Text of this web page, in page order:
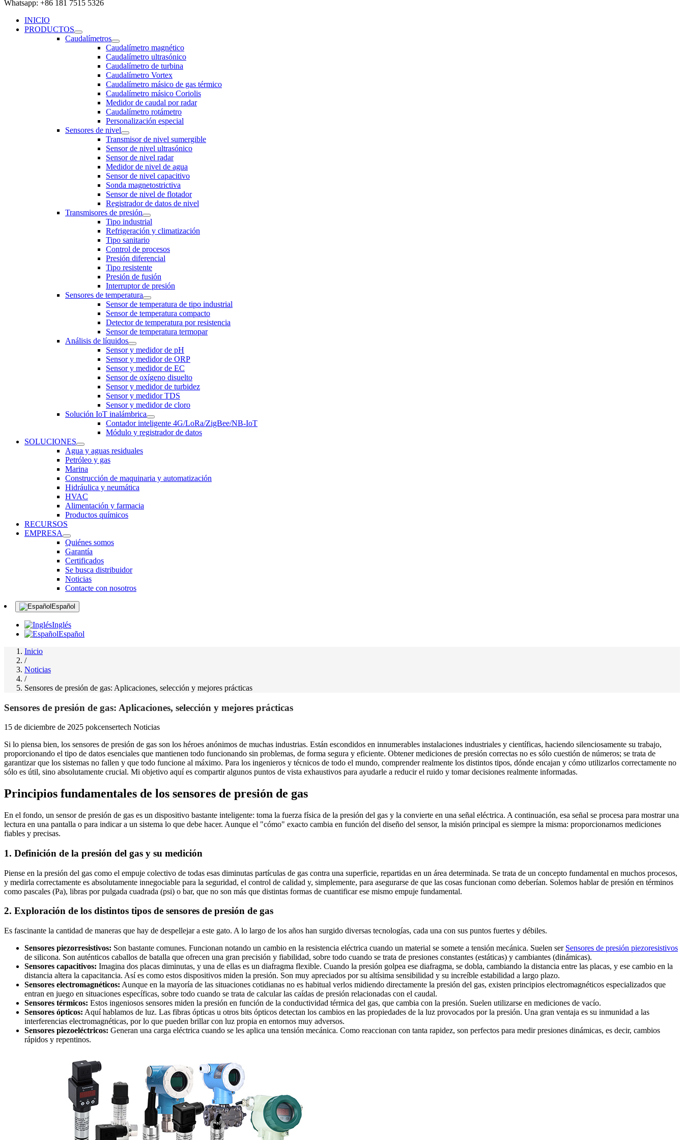
Whatsapp: +86 181 7515 5326
INICIO
PRODUCTOS
Caudalímetros
Caudalímetro magnético
Caudalímetro ultrasónico
Caudalímetro de turbina
Caudalímetro Vortex
Caudalímetro másico de gas térmico
Caudalímetro másico Coriolis
Medidor de caudal por radar
Caudalímetro rotámetro
Personalización especial
Sensores de nivel
Transmisor de nivel sumergible
Sensor de nivel ultrasónico
Sensor de nivel radar
Medidor de nivel de agua
Sensor de nivel capacitivo
Sonda magnetostrictiva
Sensor de nivel de flotador
Registrador de datos de nivel
Transmisores de presión
Tipo industrial
Refrigeración y climatización
Tipo sanitario
Control de procesos
Presión diferencial
Tipo resistente
Presión de fusión
Interruptor de presión
Sensores de temperatura
Sensor de temperatura de tipo industrial
Sensor de temperatura compacto
Detector de temperatura por resistencia
Sensor de temperatura termopar
Análisis de líquidos
Sensor y medidor de pH
Sensor y medidor de ORP
Sensor y medidor de EC
Sensor de oxígeno disuelto
Sensor y medidor de turbidez
Sensor y medidor TDS
Sensor y medidor de cloro
Solución IoT inalámbrica
Contador inteligente 4G/LoRa/ZigBee/NB-IoT
Módulo y registrador de datos
SOLUCIONES
Agua y aguas residuales
Petróleo y gas
Marina
Construcción de maquinaria y automatización
Hidráulica y neumática
HVAC
Alimentación y farmacia
Productos químicos
RECURSOS
EMPRESA
Quiénes somos
Garantía
Certificados
Se busca distribuidor
Noticias
Contacte con nosotros
Español
Inglés
Español
Inicio
/
Noticias
/
Sensores de presión de gas: Aplicaciones, selección y mejores prácticas
Sensores de presión de gas: Aplicaciones, selección y mejores prácticas
15 de diciembre de 2025 pokcensertech Noticias
Si lo piensa bien, los sensores de presión de gas son los héroes anónimos de muchas industrias. Están escondidos en innumerables instalaciones industriales y científicas, haciendo silenciosamente su trabajo,
proporcionando el tipo de datos esenciales que mantienen todo funcionando sin problemas, de forma segura y eficiente. Obtener mediciones de presión correctas no es sólo cuestión de números; se trata de
garantizar que los sistemas no fallen y que todo funcione al máximo. Para los ingenieros y técnicos de todo el mundo, comprender realmente los distintos tipos, dónde encajan y cómo utilizarlos correctamente no
sólo es útil, sino absolutamente crucial. Mi objetivo aquí es compartir algunos puntos de vista exhaustivos para ayudarle a reducir el ruido y tomar decisiones realmente informadas.
Principios fundamentales de los sensores de presión de gas
En el fondo, un sensor de presión de gas es un dispositivo bastante inteligente: toma la fuerza física de la presión del gas y la convierte en una señal eléctrica. A continuación, esa señal se procesa para mostrar una
lectura en una pantalla o para indicar a un sistema lo que debe hacer. Aunque el "cómo" exacto cambia en función del diseño del sensor, la misión principal es siempre la misma: proporcionarnos mediciones
fiables y precisas.
1. Definición de la presión del gas y su medición
Piense en la presión del gas como el empuje colectivo de todas esas diminutas partículas de gas contra una superficie, repartidas en un área determinada. Se trata de un concepto fundamental en muchos procesos,
y medirla correctamente es absolutamente innegociable para la seguridad, el control de calidad y, simplemente, para asegurarse de que las cosas funcionan como deberían. Solemos hablar de presión en términos
como pascales (Pa), libras por pulgada cuadrada (psi) o bar, que no son más que distintas formas de cuantificar ese mismo empuje fundamental.
2. Exploración de los distintos tipos de sensores de presión de gas
Es fascinante la cantidad de maneras que hay de despellejar a este gato. A lo largo de los años han surgido diversas tecnologías, cada una con sus puntos fuertes y débiles.
Sensores piezorresistivos: Son bastante comunes. Funcionan notando un cambio en la resistencia eléctrica cuando un material se somete a tensión mecánica. Suelen ser Sensores de presión piezoresistivos
de silicona. Son auténticos caballos de batalla que ofrecen una gran precisión y fiabilidad, sobre todo cuando se trata de presiones constantes (estáticas) y cambiantes (dinámicas).
Sensores capacitivos: Imagina dos placas diminutas, y una de ellas es un diafragma flexible. Cuando la presión golpea ese diafragma, se dobla, cambiando la distancia entre las placas, y ese cambio en la
distancia altera la capacitancia. Así es como estos dispositivos miden la presión. Son muy apreciados por su altísima sensibilidad y su increíble estabilidad a largo plazo.
Sensores electromagnéticos: Aunque en la mayoría de las situaciones cotidianas no es habitual verlos midiendo directamente la presión del gas, existen principios electromagnéticos especializados que
entran en juego en situaciones específicas, sobre todo cuando se trata de calcular las caídas de presión relacionadas con el caudal.
Sensores térmicos: Estos ingeniosos sensores miden la presión en función de la conductividad térmica del gas, que cambia con la presión. Suelen utilizarse en mediciones de vacío.
Sensores ópticos: Aquí hablamos de luz. Las fibras ópticas u otros bits ópticos detectan los cambios en las propiedades de la luz provocados por la presión. Una gran ventaja es su inmunidad a las
interferencias electromagnéticas, por lo que pueden brillar con luz propia en entornos muy adversos.
Sensores piezoeléctricos: Generan una carga eléctrica cuando se les aplica una tensión mecánica. Como reaccionan con tanta rapidez, son perfectos para medir presiones dinámicas, es decir, cambios
rápidos y repentinos.